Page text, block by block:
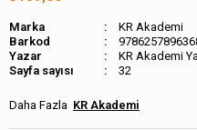
Marka
KR Akademi
Barkod
KR Akademi
Sayfa sayısı
32
KR Akademi